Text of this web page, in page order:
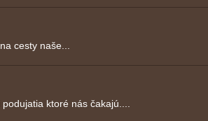
cesty naše...
ktoré nás čakajú....